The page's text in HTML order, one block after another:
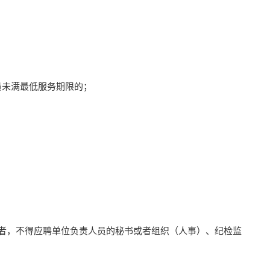
满最低服务期限的；
不得应聘单位负责人员的秘书或者组织（人事）、纪检监